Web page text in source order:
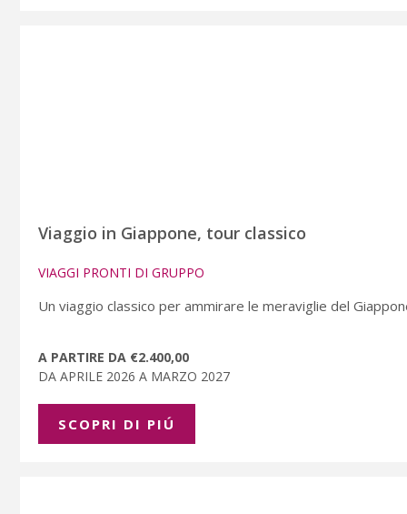
Viaggio in Giappone, tour classico
VIAGGI PRONTI DI GRUPPO
Un viaggio classico per ammirare le meraviglie del
A PARTIRE DA €2.400,00
DA APRILE 2026 A MARZO 2027
SCOPRI DI PIÚ